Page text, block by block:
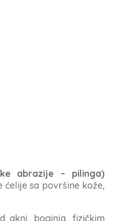
abrazije – pilinga)
sa površine kože,
akni, boginja, fizičkim